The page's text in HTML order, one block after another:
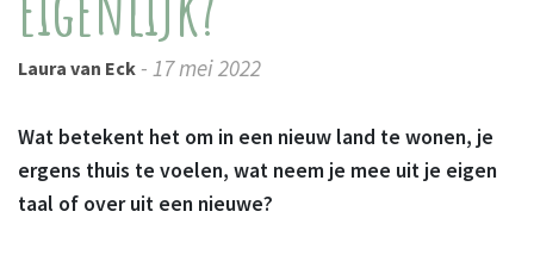
Laura van Eck - 17 mei 2022
Wat betekent het om in een nieuw land te wonen, je
ergens thuis te voelen, wat neem je mee uit je eigen
taal of over uit een nieuwe?